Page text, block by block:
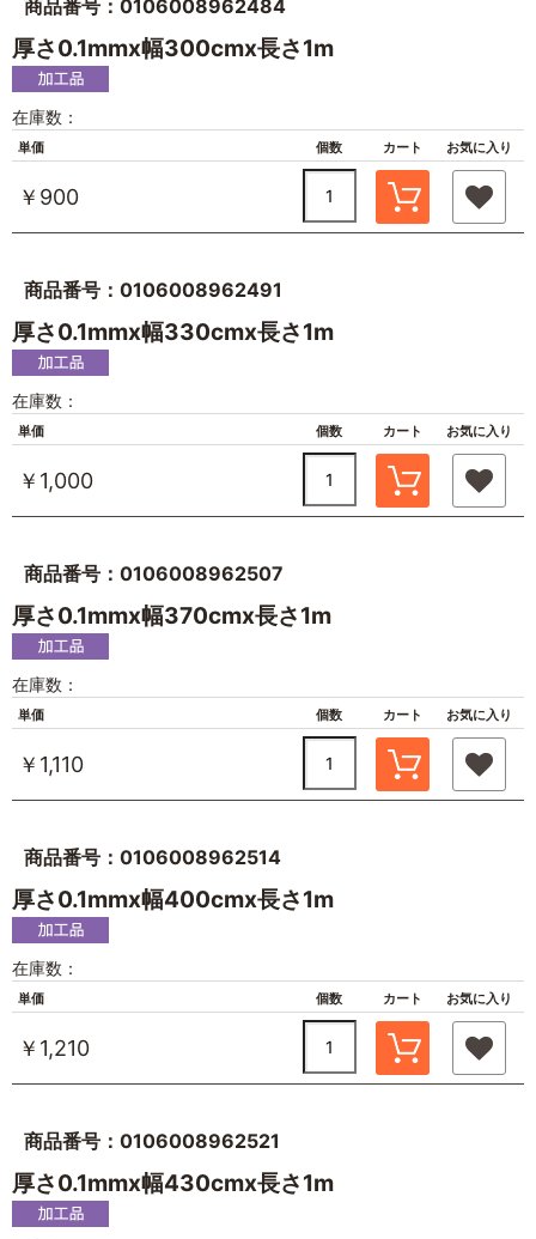
商品番号：0106008962484
厚さ0.1mmx幅300cmx長さ1m
在庫数：
単価 個数 カート お気に入り
￥900
商品番号：0106008962491
厚さ0.1mmx幅330cmx長さ1m
在庫数：
単価 個数 カート お気に入り
￥1,000
商品番号：0106008962507
厚さ0.1mmx幅370cmx長さ1m
在庫数：
単価 個数 カート お気に入り
￥1,110
商品番号：0106008962514
厚さ0.1mmx幅400cmx長さ1m
在庫数：
単価 個数 カート お気に入り
￥1,210
商品番号：0106008962521
厚さ0.1mmx幅430cmx長さ1m